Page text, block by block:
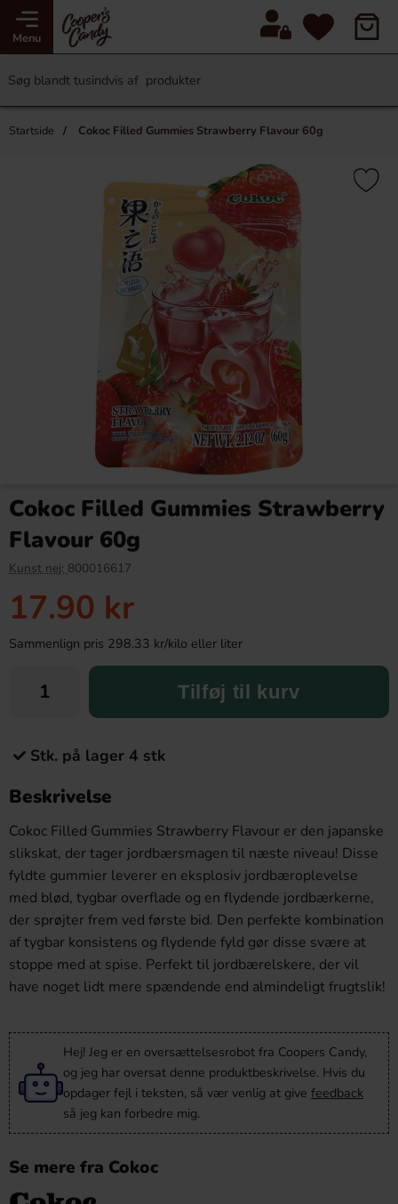
Menu
Startside Cokoc Filled Gummies Strawberry Flavour 60g
Cokoc Filled Gummies Strawberry
Flavour 60g
Kunst nej: 800016617
17.90 kr
Sammenlign pris 298.33 kr/kilo eller liter
Tilføj til kurv
Stk. på lager 4 stk
Beskrivelse
Cokoc Filled Gummies Strawberry Flavour er den japanske
slikskat, der tager jordbærsmagen til næste niveau! Disse
fyldte gummier leverer en eksplosiv jordbæroplevelse
med blød, tygbar overflade og en flydende jordbærkerne,
der sprøjter frem ved første bid. Den perfekte kombination
af tygbar konsistens og flydende fyld gør disse svære at
stoppe med at spise. Perfekt til jordbærelskere, der vil
have noget lidt mere spændende end almindeligt frugtslik!
Hej! Jeg er en oversættelsesrobot fra Coopers Candy,
og jeg har oversat denne produktbeskrivelse. Hvis du
opdager fejl i teksten, så vær venlig at give feedback
så jeg kan forbedre mig.
Se mere fra Cokoc